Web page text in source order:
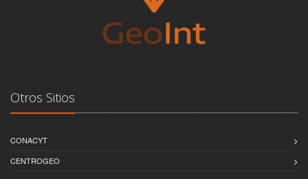
Otros Sitios
CONACYT
CENTROGEO